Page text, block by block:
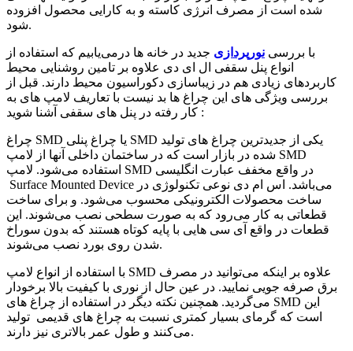
شده است از مصرف انرژی کاسته و به کارایی محصول افزوده
شود.
با بررسی نورپردازی جدید در خانه ها درمی‌یابیم که استفاده از
انواع پنل سقفی ال ای دی علاوه بر تامین روشنایی محیط
کاربردهای زیادی هم در زیباسازی دکوراسیون محیط دارند. قبل از
بررسی ویژگی های این چراغ ها بد نیست با تعاریف لامپ های به
کار رفته در پنل های سقفی آشنا شوید :
چراغ SMD یا چراغ پنلی SMD یکی از جدیدترین چراغ های تولید
شده در بازار است که در ساختمان داخلی آنها از لامپ SMD
استفاده می‌شود. لامپ SMD در واقع مخفف عبارت انگلیسی
Surface Mounted Device می‌باشد. اس ام دی نوعی تکنولوژی در
ساخت محصولات الکترونیکی محسوب می‌شود. و برای ساخت
قطعاتی به کار می‌رود که به صورت سطحی نصب می‌شوند. این
قطعات در واقع آی سی هایی با پایه کوتاه هستند که بدون سوراخ
شدن روی بورد نصب می‌شوند.
با استفاده از انواع لامپ SMD علاوه بر اینکه می‌توانید در مصرف
برق صرفه جویی نمایید. در عین حال از نوری با کیفیت بالا برخودار
می‌گردید. همچنین نکته دیگر در استفاده از چراغ های SMD این
است که گرمای بسیار کمتری نسبت به چراغ های قدیمی تولید
می‌کنند و طول عمر بالاتری نیز دارند.